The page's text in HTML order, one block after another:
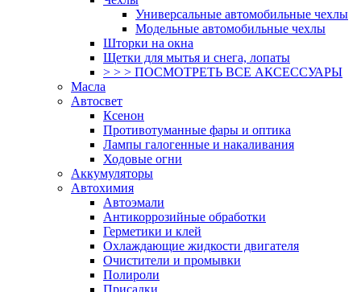
Универсальные автомобильные чехлы
Модельные автомобильные чехлы
Шторки на окна
Щетки для мытья и снега, лопаты
> > > ПОСМОТРЕТЬ ВСЕ АКСЕССУАРЫ
Масла
Автосвет
Ксенон
Противотуманные фары и оптика
Лампы галогенные и накаливания
Ходовые огни
Аккумуляторы
Автохимия
Автоэмали
Антикоррозийные обработки
Герметики и клей
Охлаждающие жидкости двигателя
Очистители и промывки
Полироли
Присадки